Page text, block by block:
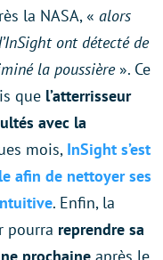
la NASA, « alors
ont détecté de
la poussière». Ce
que l’atterrisseur
avec la
mois, InSight s’est
afin de nettoyer ses
. Enfin, la
pourra reprendre sa
prochaine après le